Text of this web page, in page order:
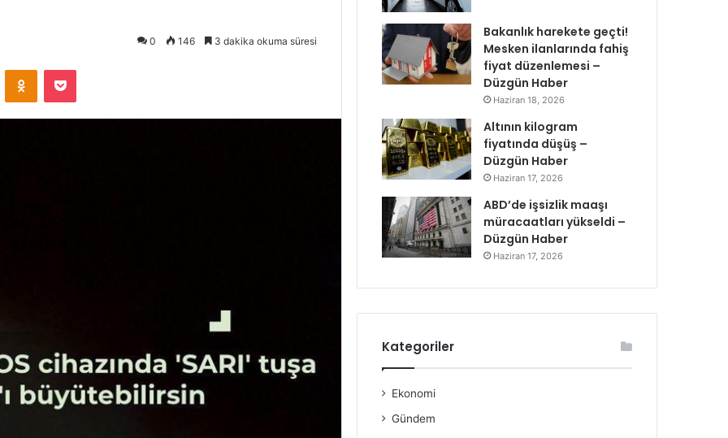
0 146 3 dakika okuma süresi
Odnoklassniki
Pocket
Bakanlık harekete geçti!
Mesken ilanlarında fahiş
fiyat düzenlemesi –
Düzgün Haber
Haziran 18, 2026
Altının kilogram
fiyatında düşüş –
Düzgün Haber
Haziran 17, 2026
ABD’de işsizlik maaşı
müracaatları yükseldi –
Düzgün Haber
Haziran 17, 2026
Kategoriler
Ekonomi
Gündem